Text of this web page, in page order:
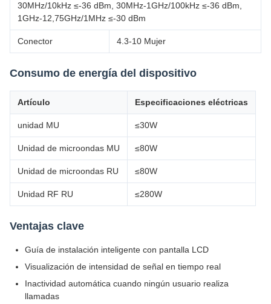
30MHz/10kHz ≤-36 dBm, 30MHz-1GHz/100kHz ≤-36 dBm,
1GHz-12,75GHz/1MHz ≤-30 dBm
Conector 4.3-10 Mujer
Consumo de energía del dispositivo
Artículo Especificaciones eléctricas
unidad MU ≤30W
Unidad de microondas MU ≤80W
Unidad de microondas RU ≤80W
Unidad RF RU ≤280W
Ventajas clave
Guía de instalación inteligente con pantalla LCD
Visualización de intensidad de señal en tiempo real
Inactividad automática cuando ningún usuario realiza
llamadas